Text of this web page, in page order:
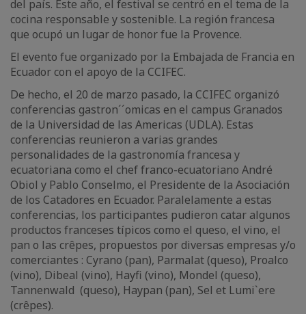
del país. Este año, el festival se centró en el tema de la
cocina responsable y sostenible. La región francesa
que ocupó un lugar de honor fue la Provence.
El evento fue organizado por la Embajada de Francia en
Ecuador con el apoyo de la CCIFEC.
De hecho, el 20 de marzo pasado, la CCIFEC organizó
conferencias gastron´´omicas en el campus Granados
de la Universidad de las Americas (UDLA). Estas
conferencias reunieron a varias grandes
personalidades de la gastronomía francesa y
ecuatoriana como el chef franco-ecuatoriano André
Obiol y Pablo Conselmo, el Presidente de la Asociación
de los Catadores en Ecuador. Paralelamente a estas
conferencias, los participantes pudieron catar algunos
productos franceses típicos como el queso, el vino, el
pan o las crêpes, propuestos por diversas empresas y/o
comerciantes : Cyrano (pan), Parmalat (queso), Proalco
(vino), Dibeal (vino), Hayfi (vino), Mondel (queso),
Tannenwald (queso), Haypan (pan), Sel et Lumi`ere
(crêpes).